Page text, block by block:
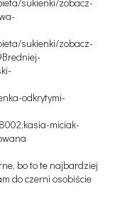
sukienki/zobacz-
odkrytymi-
miciak-
bo to te najbardziej
do czerni osobiście